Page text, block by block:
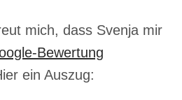
mich, dass Svenja mir
Bewertung
ein Auszug: